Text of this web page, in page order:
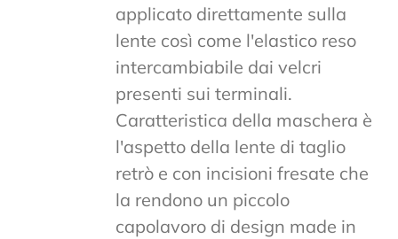
applicato direttamente sulla
lente così come l'elastico reso
intercambiabile dai velcri
presenti sui terminali.
Caratteristica della maschera è
l'aspetto della lente di taglio
retrò e con incisioni fresate che
la rendono un piccolo
capolavoro di design made in